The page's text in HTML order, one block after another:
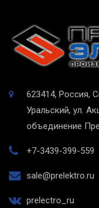
623414, Россия,
Уральский, ул.
объединение
+7-3439-399-559
sale@prelektro.ru
prelectro_ru